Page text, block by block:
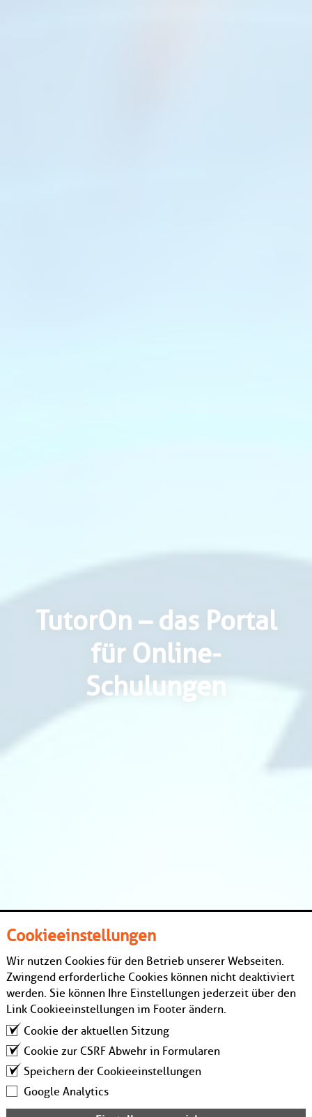
TutorOn – das Portal
für Online-
Schulungen
Cookieeinstellungen
Wir nutzen Cookies für den Betrieb unserer Webseiten.
Zwingend erforderliche Cookies können nicht deaktiviert
werden. Sie können Ihre Einstellungen jederzeit über den
Link Cookieeinstellungen im Footer ändern.
Cookie der aktuellen Sitzung
Cookie zur CSRF Abwehr in Formularen
Speichern der Cookieeinstellungen
Google Analytics